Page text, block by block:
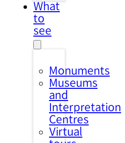
What
to
see
Monuments
Museums
and
Interpretation
Centres
Virtual